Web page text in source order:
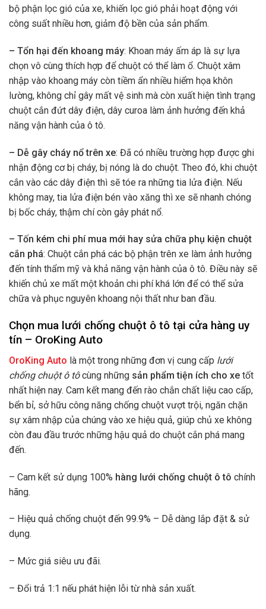
bộ phận lọc gió của xe, khiến lọc gió phải hoạt động với
công suất nhiều hơn, giảm độ bền của sản phẩm.
– Tổn hại đến khoang máy: Khoan máy ấm áp là sự lựa
chọn vô cùng thích hợp để chuột có thể làm ổ. Chuột xâm
nhập vào khoang máy còn tiềm ẩn nhiều hiểm họa khôn
lường, không chỉ gây mất vệ sinh mà còn xuất hiện tình trạng
chuột cắn đứt dây điện, dây curoa làm ảnh hưởng đến khả
năng vận hành của ô tô.
– Dễ gây cháy nổ trên xe: Đã có nhiều trường hợp được ghi
nhận động cơ bị cháy, bị nóng là do chuột. Theo đó, khi chuột
cắn vào các dây điện thì sẽ tóe ra những tia lửa điện. Nếu
không may, tia lửa điện bén vào xăng thì xe sẽ nhanh chóng
bị bốc cháy, thậm chí còn gây phát nổ.
– Tốn kém chi phí mua mới hay sửa chữa phụ kiện chuột
cắn phá: Chuột cắn phá các bộ phận trên xe làm ảnh hưởng
đến tính thẩm mỹ và khả năng vận hành của ô tô. Điều này sẽ
khiến chủ xe mất một khoản chi phí khá lớn để có thể sửa
chữa và phục nguyên khoang nội thất như ban đầu.
Chọn mua lưới chống chuột ô tô tại cửa hàng uy
tín – OroKing Auto
OroKing Auto là một trong những đơn vị cung cấp lưới
chống chuột ô tôcùng những sản phẩm tiện ích cho xe tốt
nhất hiện nay. Cam kết mang đến rào chắn chất liệu cao cấp,
bển bỉ, sở hữu công năng chống chuột vượt trội, ngăn chặn
sự xâm nhập của chúng vào xe hiệu quả, giúp chủ xe không
còn đau đầu trước những hậu quả do chuột cắn phá mang
đến.
– Cam kết sử dụng 100% hàng lưới chống chuột ô tô chính
hãng.
– Hiệu quả chống chuột đến 99.9% – Dễ dàng lắp đặt & sử
dụng.
– Mức giá siêu ưu đãi.
– Đổi trả 1:1 nếu phát hiện lỗi từ nhà sản xuất.